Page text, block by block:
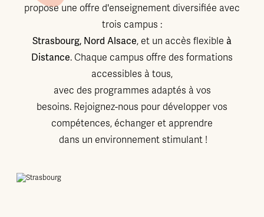
propose une offre d'enseignement diversifiée avec
trois campus :
Strasbourg, Nord Alsace, et un accès flexible à
Distance. Chaque campus offre des formations
accessibles à tous,
avec des programmes adaptés à vos
besoins. Rejoignez-nous pour développer vos
compétences, échanger et apprendre
dans un environnement stimulant !